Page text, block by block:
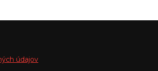
údajov